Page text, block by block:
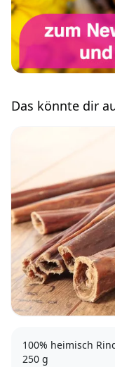
Das könnte dir
100% heimisch
250 g